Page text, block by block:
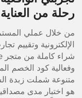
رحلة من
من خلال عملي
الإلكترونية
وفعالية كود الخصم
متنوعة شملت زبدة
هو اختبار مدى